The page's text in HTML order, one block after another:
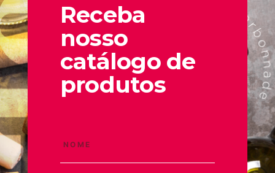
Receba
nosso
catálogo de
produtos